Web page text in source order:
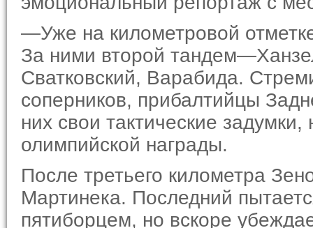
—Уже на километровой
За ними второй
Сватковский, Варабида.
соперников, прибал­тийцы
них свои тактические
олимпийской награды.
После третьего километра
Мартинека. Последний
пятиборцем, но вскоре